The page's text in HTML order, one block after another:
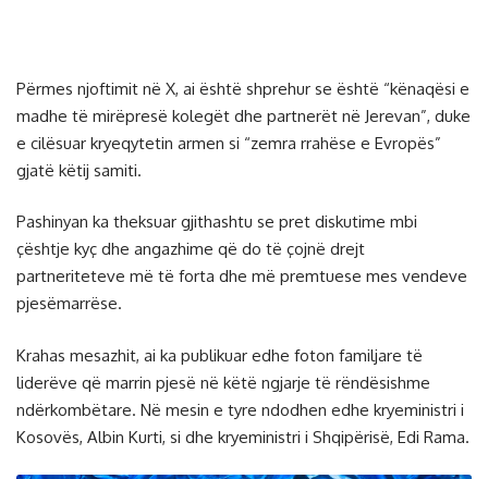
Përmes njoftimit në X, ai është shprehur se është “kënaqësi e
madhe të mirëpresë kolegët dhe partnerët në Jerevan”, duke
e cilësuar kryeqytetin armen si “zemra rrahëse e Evropës”
gjatë këtij samiti.
Pashinyan ka theksuar gjithashtu se pret diskutime mbi
çështje kyç dhe angazhime që do të çojnë drejt
partneriteteve më të forta dhe më premtuese mes vendeve
pjesëmarrëse.
Krahas mesazhit, ai ka publikuar edhe foton familjare të
liderëve që marrin pjesë në këtë ngjarje të rëndësishme
ndërkombëtare. Në mesin e tyre ndodhen edhe kryeministri i
Kosovës, Albin Kurti, si dhe kryeministri i Shqipërisë, Edi Rama.